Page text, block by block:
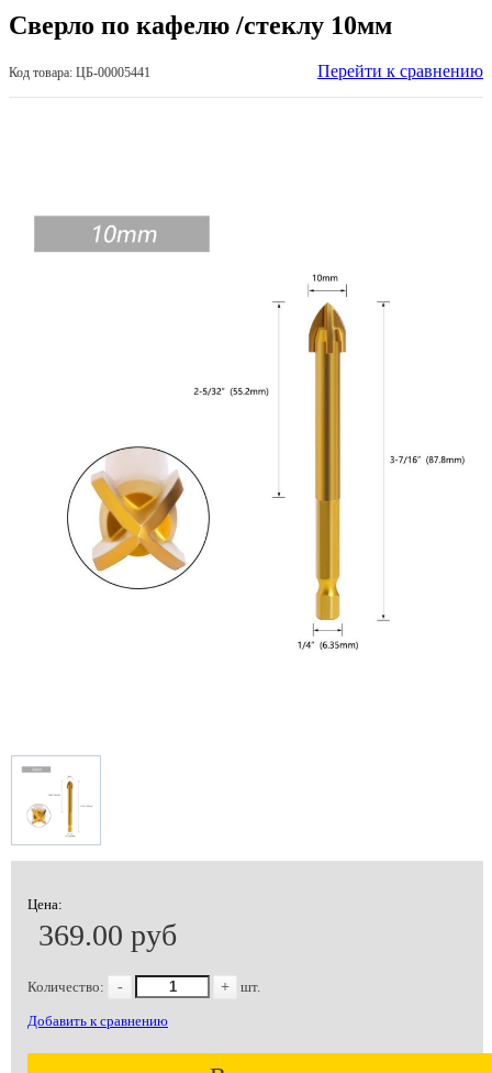
Сверло по кафелю /стеклу 10мм
Код товара: ЦБ-00005441 Перейти к сравнению
Цена:
369.00 руб
Количество: - + шт.
Добавить к сравнению